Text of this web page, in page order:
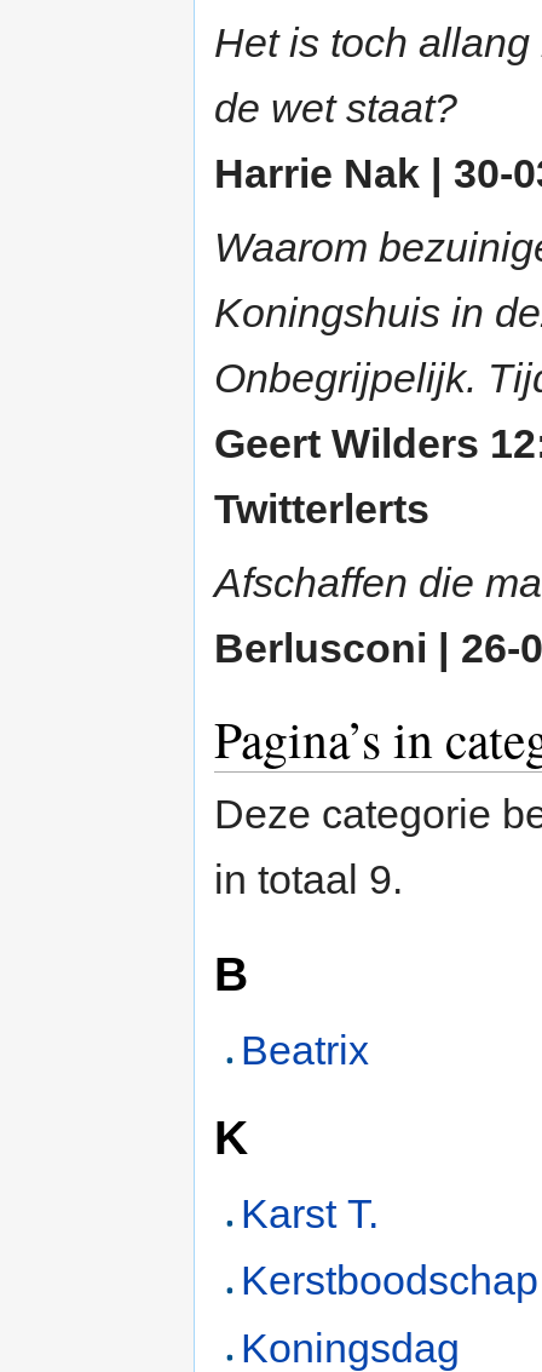
Het is toch
de wet staat?
Harrie Nak | 30-
Waarom
Koningshuis in
Onbegrijpelijk.
Geert Wilders
Twitterlerts
Afschaffen die
Berlusconi | 26-
Pagina’s in
Deze categorie
in totaal 9.
B
Beatrix
K
Karst T.
Kerstboodschap
Koningsdag